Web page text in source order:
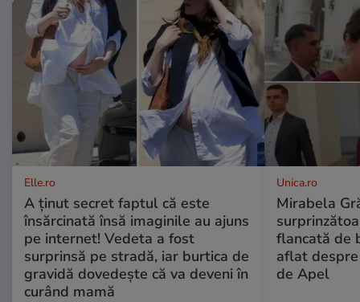
Elle.ro
A ținut secret faptul că este
însărcinată însă imaginile au ajuns
pe internet! Vedeta a fost
surprinsă pe stradă, iar burtica de
gravidă dovedește că va deveni în
curând mamă
Unica.ro
Mirabela
flancată de
aflat
de Apel